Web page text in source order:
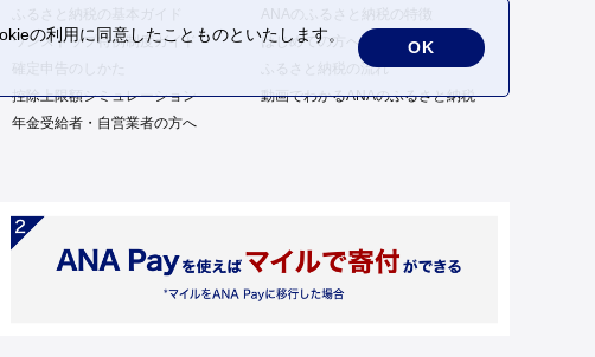
ふるさと納税の基本ガイド
ANAのふるさと納税の特徴
ワンストップ特例制度ガイド
はじめての方へ
ふるさと納税の流れ
控除上限額シミュレーション
動画でわかるANAのふるさと納税
年金受給者・自営業者の方へ
の利用に同意したことものといたします。
OK